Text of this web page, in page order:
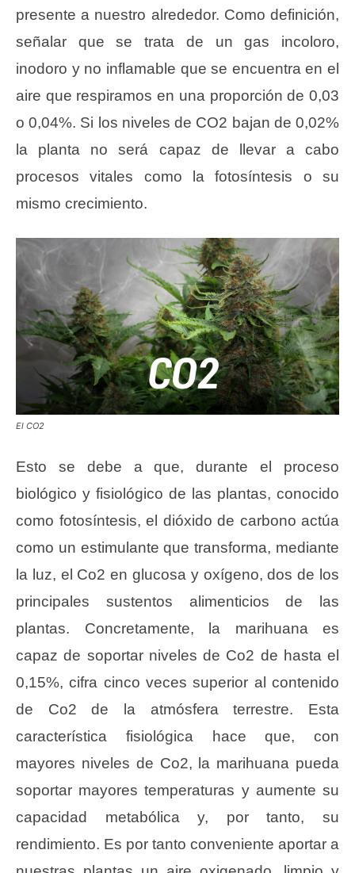
presente a nuestro alrededor. Como definición,
señalar que se trata de un gas incoloro,
inodoro y no inflamable que se encuentra en el
aire que respiramos en una proporción de 0,03
o 0,04%. Si los niveles de CO2 bajan de 0,02%
la planta no será capaz de llevar a cabo
procesos vitales como la fotosíntesis o su
mismo crecimiento.
El CO2
Esto se debe a que, durante el proceso
biológico y fisiológico de las plantas, conocido
como fotosíntesis, el dióxido de carbono actúa
como un estimulante que transforma, mediante
la luz, el Co2 en glucosa y oxígeno, dos de los
principales sustentos alimenticios de las
plantas. Concretamente, la marihuana es
capaz de soportar niveles de Co2 de hasta el
0,15%, cifra cinco veces superior al contenido
de Co2 de la atmósfera terrestre. Esta
característica fisiológica hace que, con
mayores niveles de Co2, la marihuana pueda
soportar mayores temperaturas y aumente su
capacidad metabólica y, por tanto, su
rendimiento. Es por tanto conveniente aportar a